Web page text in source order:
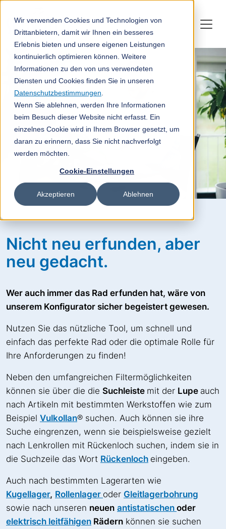
Wir verwenden Cookies und Technologien von
Drittanbietern, damit wir Ihnen ein besseres
Erlebnis bieten und unsere eigenen Leistungen
kontinuierlich optimieren können. Weitere
Informationen zu den von uns verwendeten
Diensten und Cookies finden Sie in unseren
Datenschutzbestimmungen
Wenn Sie ablehnen, werden Ihre Informationen
beim Besuch dieser Website nicht erfasst. Ein
einzelnes Cookie wird in Ihrem Browser gesetzt, um
daran zu erinnern, dass Sie nicht nachverfolgt
werden möchten.
Cookie-Einstellungen
Akzeptieren Ablehnen
Nicht neu erfunden, aber
neu gedacht.
Wer auch immer das Rad erfunden hat, wäre von
unserem Konfigurator sicher begeistert gewesen.
Nutzen Sie das nützliche Tool, um schnell und
einfach das perfekte Rad oder die optimale Rolle für
Ihre Anforderungen zu finden!
Neben den umfangreichen Filtermöglichkeiten
können sie über die die Suchleiste mit der Lupe auch
nach Artikeln mit bestimmten Werkstoffen wie zum
Beispiel Vulkollan® suchen. Auch können sie ihre
Suche eingrenzen, wenn sie beispielsweise gezielt
nach Lenkrollen mit Rückenloch suchen, indem sie in
die Suchzeile das Wort Rückenloch eingeben.
Auch nach bestimmten Lagerarten wie
Kugellager, Rollenlager oder Gleitlagerbohrung
sowie nach unseren neuen antistatischen oder
elektrisch leitfähigen Rädern können sie suchen